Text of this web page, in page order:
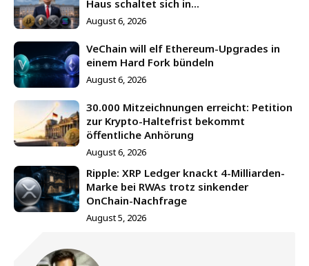
Haus schaltet sich in...
August 6, 2026
VeChain will elf Ethereum-Upgrades in
einem Hard Fork bündeln
August 6, 2026
30.000 Mitzeichnungen erreicht: Petition
zur Krypto-Haltefrist bekommt
öffentliche Anhörung
August 6, 2026
Ripple: XRP Ledger knackt 4-Milliarden-
Marke bei RWAs trotz sinkender
OnChain-Nachfrage
August 5, 2026